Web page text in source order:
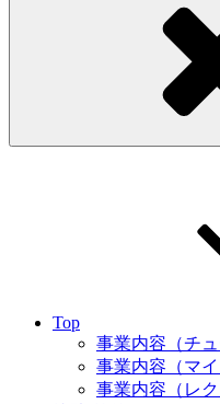
Top
事業内容（チ
事業内容（マ
事業内容（レ